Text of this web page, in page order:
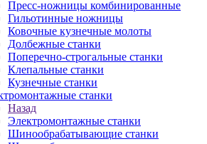
Пресс-ножницы комбинированные
Гильотинные ножницы
Ковочные кузнечные молоты
Долбежные станки
Поперечно-строгальные станки
Клепальные станки
Кузнечные станки
станки
Назад
Электромонтажные станки
Шинообрабатывающие станки